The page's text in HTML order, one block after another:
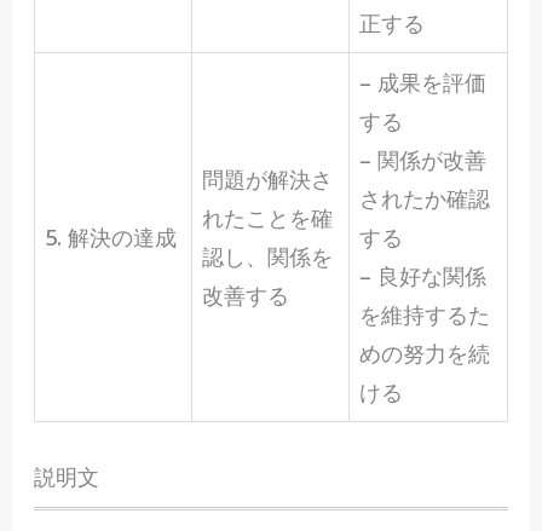
正する
5. 解決の達成
問題が解決さ
れたことを確
認し、関係を
改善する
– 成果を評価
する
– 関係が改善
されたか確認
する
– 良好な関係
を維持するた
めの努力を続
ける
説明文